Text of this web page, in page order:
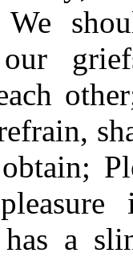
We
has a